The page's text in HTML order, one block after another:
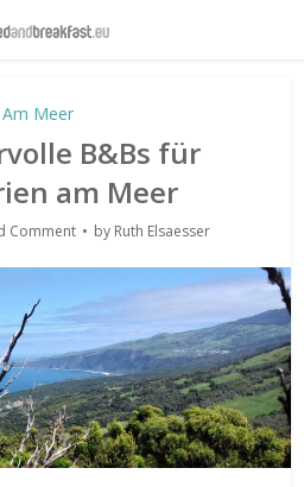
Am Meer
B&Bs für
am Meer
Comment by Ruth Elsaesser